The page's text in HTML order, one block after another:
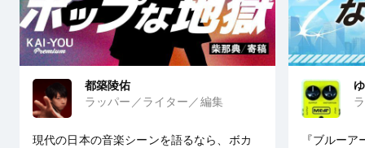
都築陵佑
ラッパー／ライター／編集
現代の日本の音楽シーンを語るなら、ボカ
『ブルー